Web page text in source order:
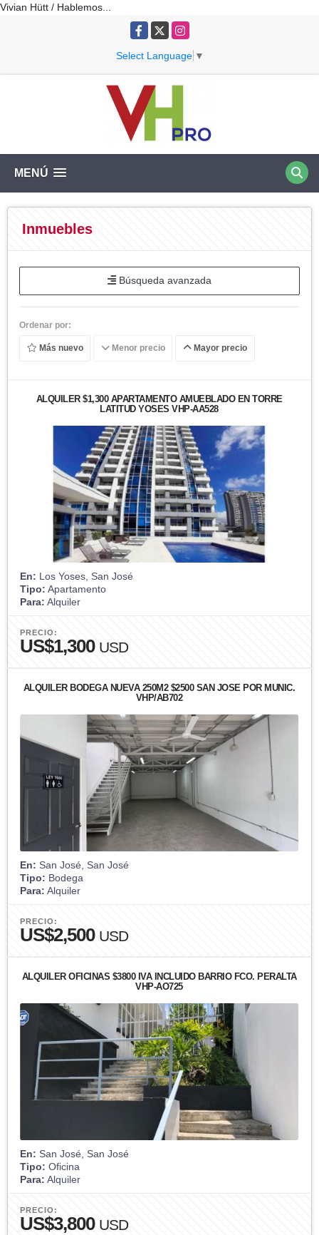
Vivian Hütt / Hablemos...
Facebook
X Instagram
Select Language ▼
MENÚ
Inmuebles
Búsqueda avanzada
Ordenar por:
Más nuevo Menor precio Mayor precio
ALQUILER $1,300 APARTAMENTO AMUEBLADO EN TORRE
LATITUD YOSES VHP-AA528
En: Los Yoses, San José
Tipo: Apartamento
Para: Alquiler
PRECIO:
US$1,300 USD
ALQUILER BODEGA NUEVA 250M2 $2500 SAN JOSE POR MUNIC.
VHP/AB702
En: San José, San José
Tipo: Bodega
Para: Alquiler
PRECIO:
US$2,500 USD
ALQUILER OFICINAS $3800 IVA INCLUIDO BARRIO FCO. PERALTA
VHP-AO725
En: San José, San José
Tipo: Oficina
Para: Alquiler
PRECIO:
US$3,800 USD